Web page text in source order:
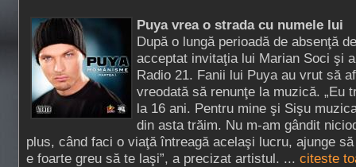
Puya vrea o strada cu numele lui
După o lungă perioadă de absenţă
acceptat invitaţia lui Marian Soci şi
Radio 21. Fanii lui Puya au vrut să
vreodată să renunţe la muzică. „Eu
la 16 ani. Pentru mine şi Sişu
din asta trăim. Nu m-am gândit
plus, când faci o viaţă întreagă acelaşi lucru, ajunge
e foarte greu să te laşi”, a precizat artistul. ... citeste